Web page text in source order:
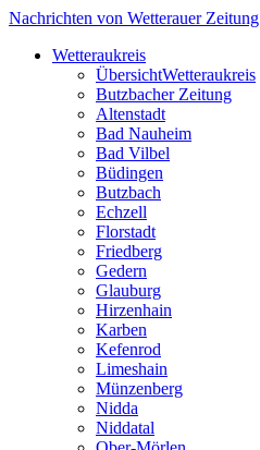
Nachrichten von Wetterauer Zeitung
Wetteraukreis
ÜbersichtWetteraukreis
Butzbacher Zeitung
Altenstadt
Bad Nauheim
Bad Vilbel
Büdingen
Butzbach
Echzell
Florstadt
Friedberg
Gedern
Glauburg
Hirzenhain
Karben
Kefenrod
Limeshain
Münzenberg
Nidda
Niddatal